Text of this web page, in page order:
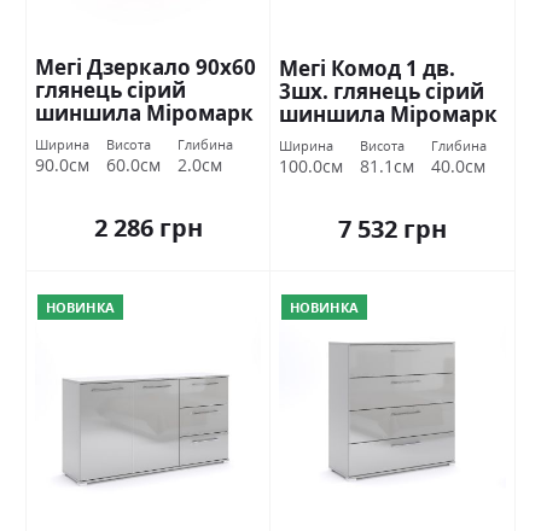
Мегі Дзеркало 90х60
глянець сірий
шиншила Міромарк
Ширина
90.0см
Висота
60.0см
Глибина
2.0см
2 286 грн
Мегі Комод 1 дв.
3шх. глянець сірий
шиншила Міромарк
Ширина
100.0см
Висота
81.1см
Глибина
40.0см
7 532 грн
НОВИНКА НОВИНКА